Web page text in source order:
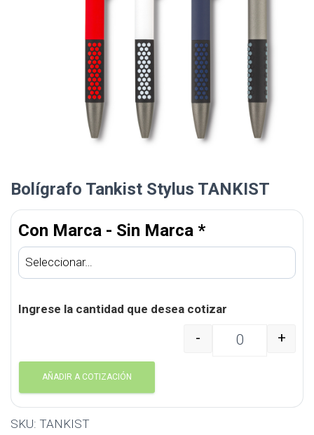
Bolígrafo Tankist Stylus TANKIST
Con Marca - Sin Marca *
Ingrese la cantidad que desea cotizar
Bolígrafo Tankist
- +
AÑADIR A COTIZACIÓN
SKU: TANKIST